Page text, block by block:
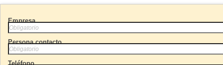
Empresa
Persona contacto
Teléfono